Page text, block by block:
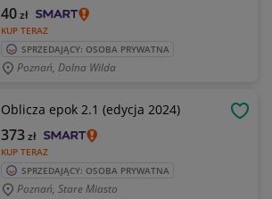
KUP TERAZ
40zł
SPRZEDAJĄCY: OSOBA PRYWATNA
Poznań, Dolna Wilda
Oblicza epok 2.1 (edycja 2024)
KUP TERAZ
373zł
SPRZEDAJĄCY: OSOBA PRYWATNA
Poznań, Stare Miasto